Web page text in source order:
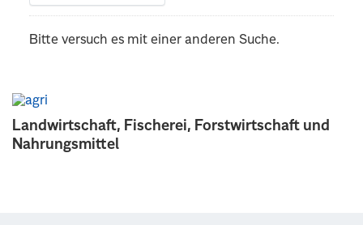
Landwirtschaft, Fischerei, Forstwirtschaft und
Nahrungsmittel
Bitte versuch es mit einer anderen Suche.